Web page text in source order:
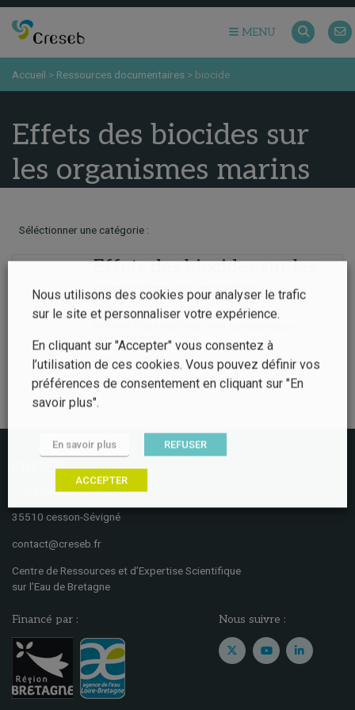
MENU
Accueil > Ressources documentaires > biocide
Effets des biocides sur
les organismes marins
Séléctionner une catégorie :
Effets des biocides sur les
organismes marins
Synthèse, rapport
Synthèse pour...
Lire la suite
CRESEB
5, rue de la Chataigneraie
35510 cesson-Sévigné
contact@creseb.fr
Centre de Ressources et d’Expertise Scientifique
sur l’Eau de Bretagne
Financé par : Nous suivre :
Nous utilisons des cookies pour analyser le trafic
sur le site et personnaliser votre expérience.
En cliquant sur "Accepter" vous consentez à
l’utilisation de ces cookies. Vous pouvez définir vos
préférences de consentement en cliquant sur "En
savoir plus".
En savoir plus REFUSER
ACCEPTER